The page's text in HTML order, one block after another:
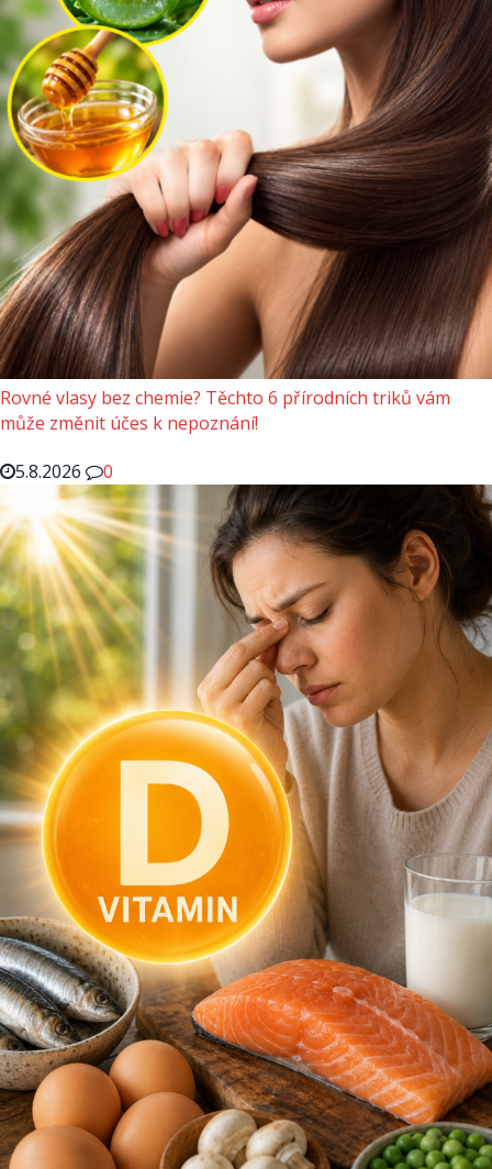
Rovné vlasy bez chemie? Těchto 6 přírodních triků vám
může změnit účes k nepoznání!
5.8.2026
0